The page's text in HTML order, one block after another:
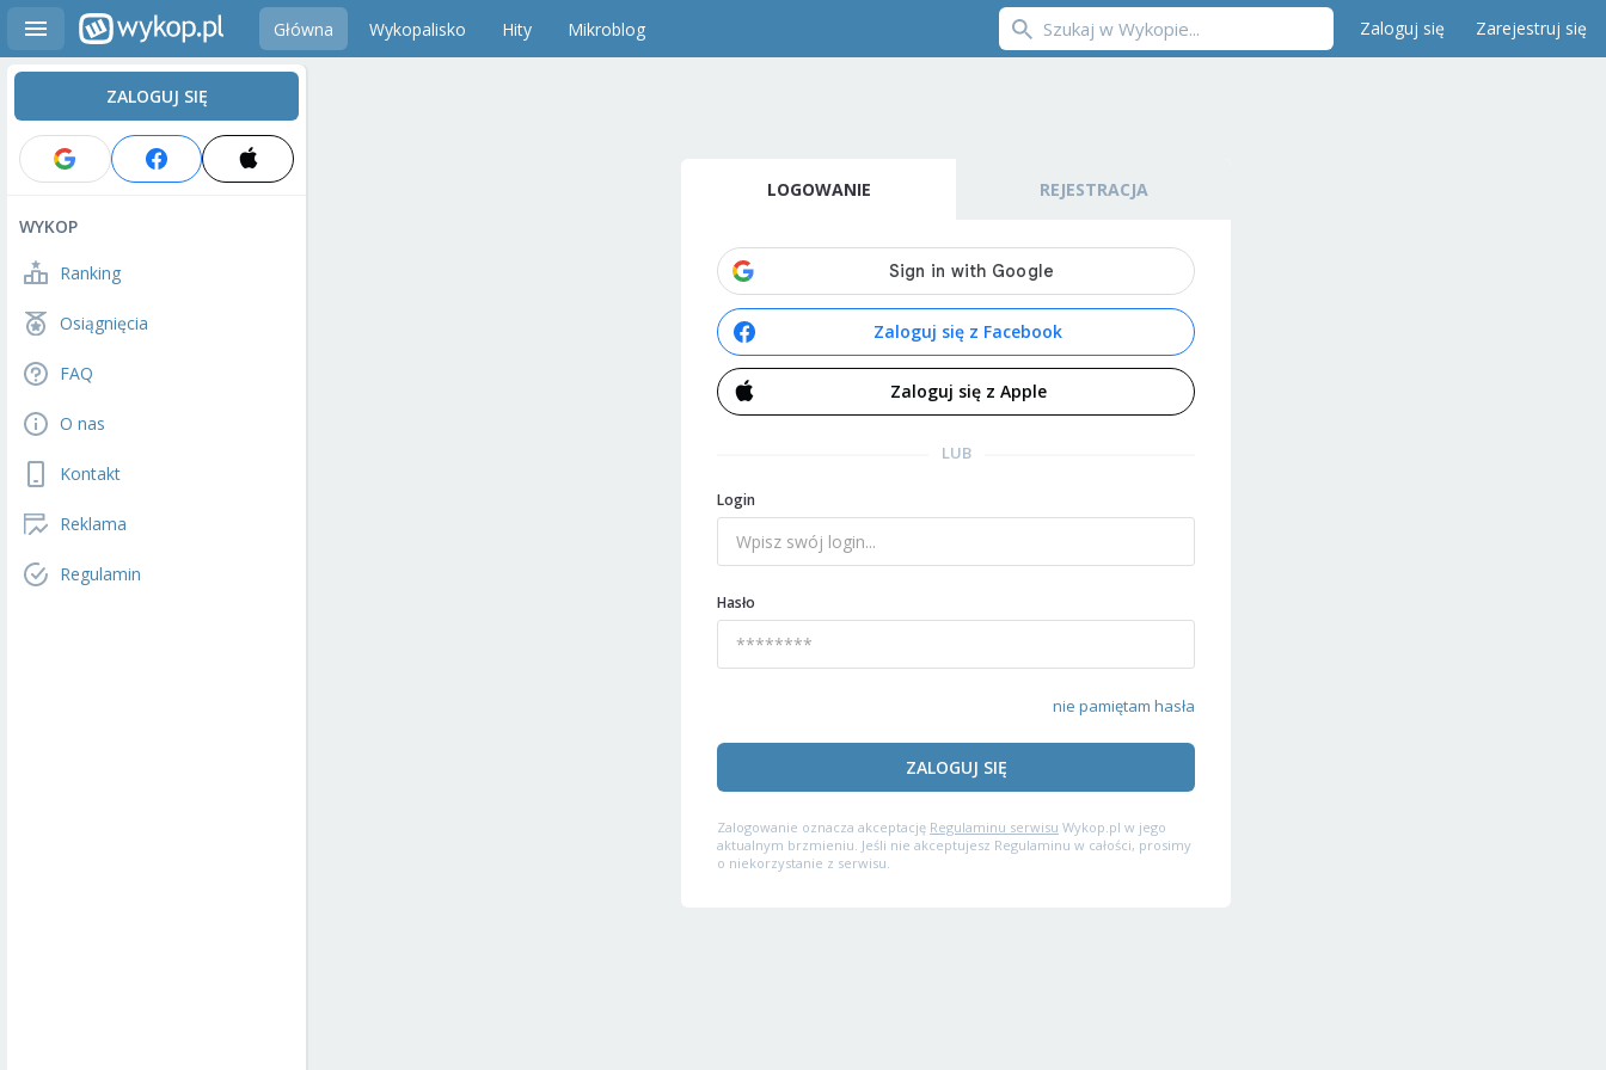
Główna Wykopalisko Hity Mikroblog Zaloguj się Zarejestruj się
ZALOGUJ SIĘ
WYKOP
Ranking
Osiągnięcia
FAQ
O nas
Kontakt
Reklama
Regulamin
LOGOWANIE REJESTRACJA
Zaloguj się z Facebook
Zaloguj się z Apple
LUB
Login
Hasło
nie pamiętam hasła
ZALOGUJ SIĘ
Zalogowanie oznacza akceptację Regulaminu serwisu Wykop.pl w jego
aktualnym brzmieniu. Jeśli nie akceptujesz Regulaminu w całości, prosimy
o niekorzystanie z serwisu.